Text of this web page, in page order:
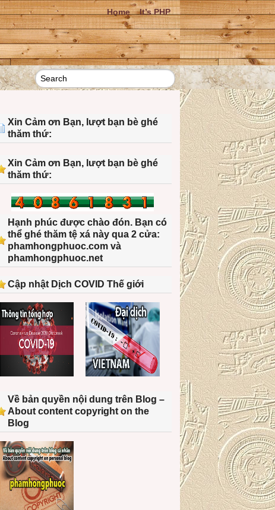
Home It’s PHP
Xin Cảm ơn Bạn, lượt bạn bè ghé
thăm thứ:
Xin Cảm ơn Bạn, lượt bạn bè ghé
thăm thứ:
Hạnh phúc được chào đón. Bạn có
thể ghé thăm tệ xá này qua 2 cửa:
phamhongphuoc.com và
phamhongphuoc.net
Cập nhật Dịch COVID Thế giới
Về bản quyền nội dung trên Blog –
About content copyright on the
Blog